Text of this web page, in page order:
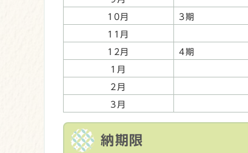
10月 3期
11月
12月 4期
1月
2月
3月
納期限